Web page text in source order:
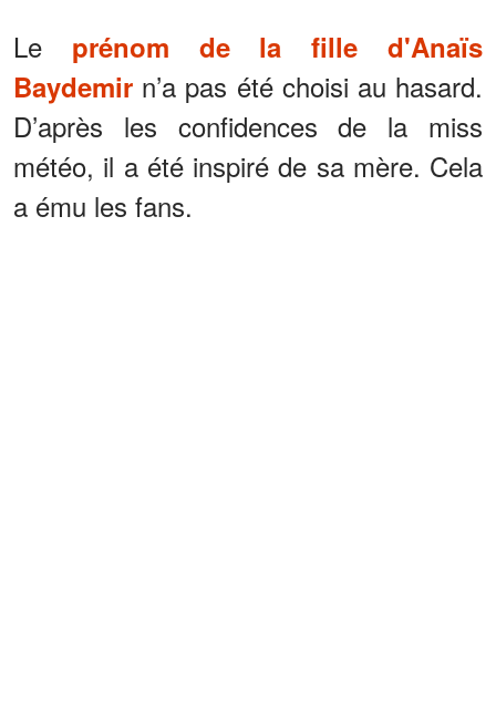
Le prénom de la fille d'Anaïs
Baydemir n’a pas été choisi au hasard.
D’après les confidences de la miss
météo, il a été inspiré de sa mère. Cela
a ému les fans.